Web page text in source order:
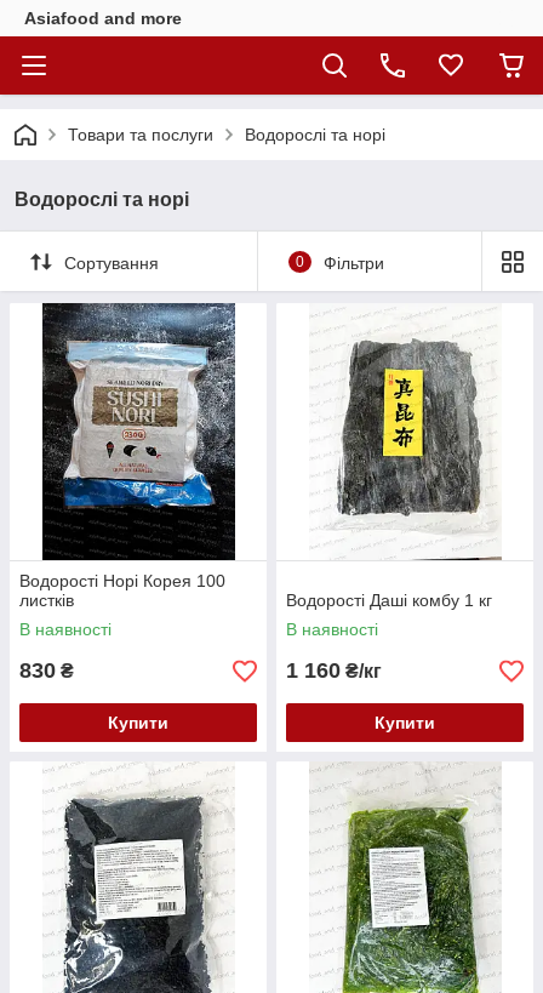
Asiafood and more
Товари та послуги Водорослі та норі
Водорослі та норі
Сортування 0 Фільтри
Водорості Норі Корея 100
листків
В наявності
830 ₴
Купити
Водорості Даші комбу 1 кг
В наявності
1 160 ₴/кг
Купити